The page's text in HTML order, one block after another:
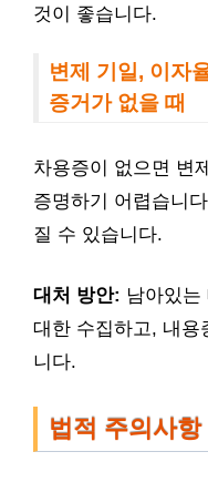
것이 좋습니다.
변제 기일, 이자
증거가 없을 때
차용증이 없으면 변
증명하기 어렵습니
질 수 있습니다.
대처 방안: 남아있는
대한 수집하고, 내용
니다.
법적 주의사항